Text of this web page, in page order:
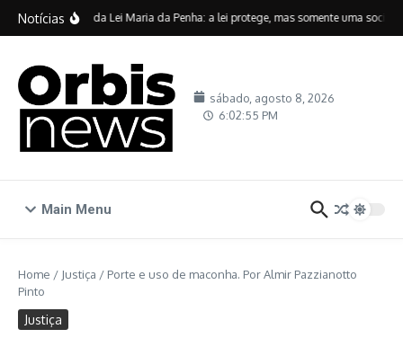
Ir para o conteúdo
Notícias
Vinte anos da Lei Maria da Penha: a lei protege, mas somente uma
sábado, agosto 8, 2026
6:02:55 PM
Main Menu
Home / Justiça / Porte e uso de maconha. Por Almir Pazzianotto
Pinto
Justiça